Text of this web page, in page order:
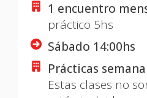
1 encuentro
práctico 5hs
Sábado 14:00hs
Prácticas
Estas clases no